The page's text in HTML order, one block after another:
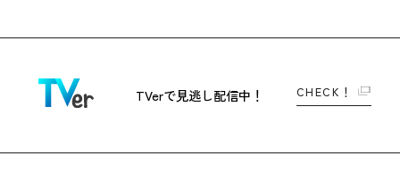
TVerで見逃し配信中！ CHECK！